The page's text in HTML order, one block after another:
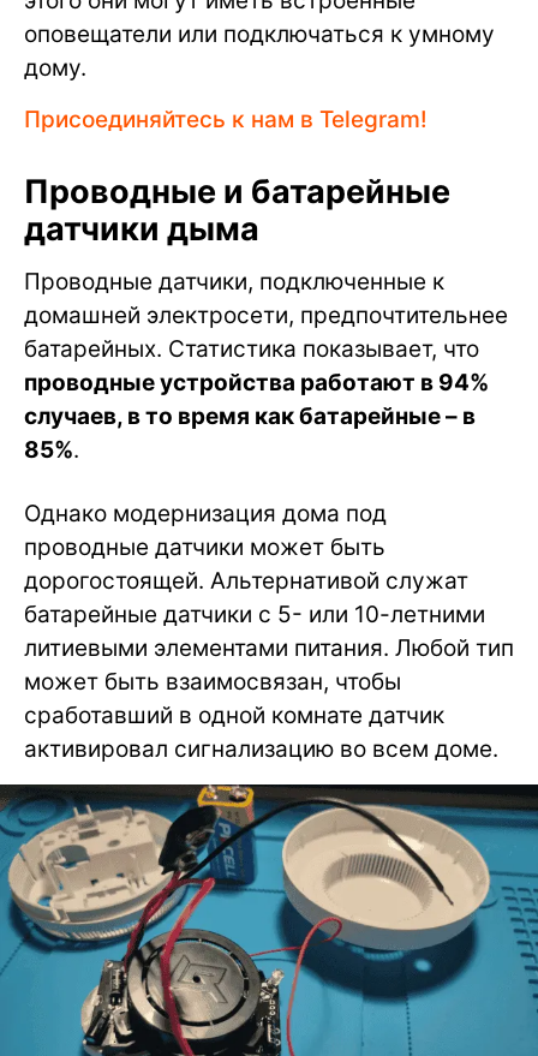
оповещатели или подключаться к умному
дому.
Присоединяйтесь к нам в Telegram!
Проводные и батарейные
датчики дыма
Проводные датчики, подключенные к
домашней электросети, предпочтительнее
батарейных. Статистика показывает, что
проводные устройства работают в 94%
случаев, в то время как батарейные – в
85%.
Однако модернизация дома под
проводные датчики может быть
дорогостоящей. Альтернативой служат
батарейные датчики с 5- или 10-летними
литиевыми элементами питания. Любой тип
может быть взаимосвязан, чтобы
сработавший в одной комнате датчик
активировал сигнализацию во всем доме.